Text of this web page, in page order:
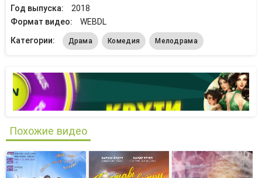
Год выпуска:
2018
Формат видео:
WEBDL
Категории:
Драма Комедия Мелодрама
Похожие видео